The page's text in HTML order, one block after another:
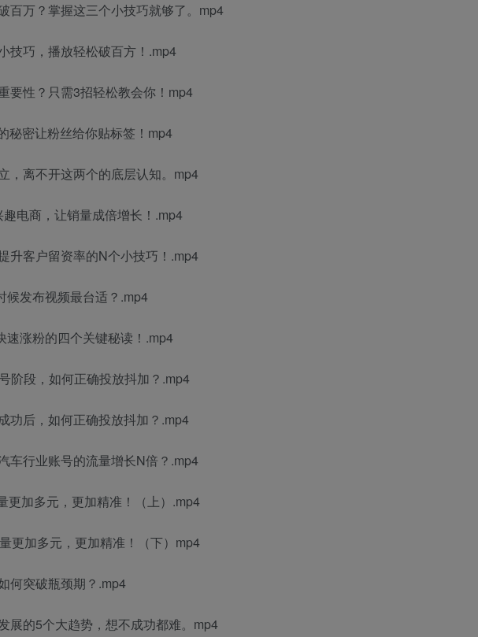
百万？掌握这三个小技巧就够了。mp4
技巧，播放轻松破百方！.mp4
要性？只需3招轻松教会你！mp4
秘密让粉丝给你贴标签！mp4
，离不开这两个的底层认知。mp4
电商，让销量成倍增长！.mp4
升客户留资率的N个小技巧！.mp4
候发布视频最台适？.mp4
涨粉的四个关键秘读！.mp4
阶段，如何正确投放抖加？.mp4
功后，如何正确投放抖加？.mp4
车行业账号的流量增长N倍？.mp4
更加多元，更加精准！（上）.mp4
更加多元，更加精准！（下）mp4
何突破瓶颈期？.mp4
展的5个大趋势，想不成功都难。mp4